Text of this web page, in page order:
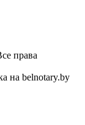
права
на belnotary.by